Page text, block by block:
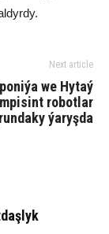
Next article
we Hytaý
robotlar
ýaryşda